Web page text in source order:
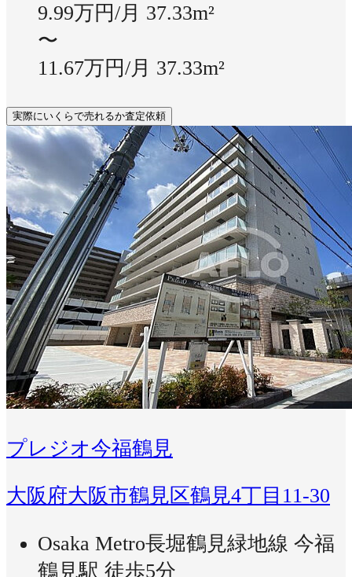
9.99万円/月 37.33m²
〜
11.67万円/月 37.33m²
実際にいくらで売れるか査定依頼
プレジオ今福鶴見
大阪府大阪市鶴見区鶴見4丁目11-30
Osaka Metro長堀鶴見緑地線 今福
鶴見駅 徒歩5分